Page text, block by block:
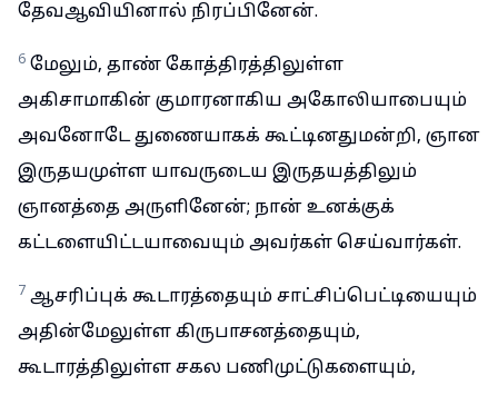
தேவஆவியினால் நிரப்பினேன்.
6 மேலும், தாண் கோத்திரத்திலுள்ள
அகிசாமாகின் குமாரனாகிய அகோலியாபையும்
அவனோடே துணையாகக் கூட்டினதுமன்றி, ஞான
இருதயமுள்ள யாவருடைய இருதயத்திலும்
ஞானத்தை அருளினேன்; நான் உனக்குக்
கட்டளையிட்டயாவையும் அவர்கள் செய்வார்கள்.
7 ஆசரிப்புக் கூடாரத்தையும் சாட்சிப்பெட்டியையும்
அதின்மேலுள்ள கிருபாசனத்தையும்,
கூடாரத்திலுள்ள சகல பணிமுட்டுகளையும்,